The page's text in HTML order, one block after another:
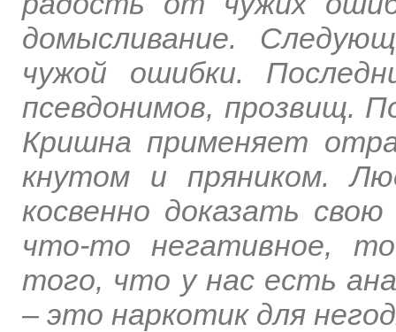
домысливание.
чужой ошибки.
псевдонимов, прозвищ.
Кришна применяет
кнутом и пряником.
косвенно доказать
что-то негативное,
того, что у нас есть
– это наркотик для